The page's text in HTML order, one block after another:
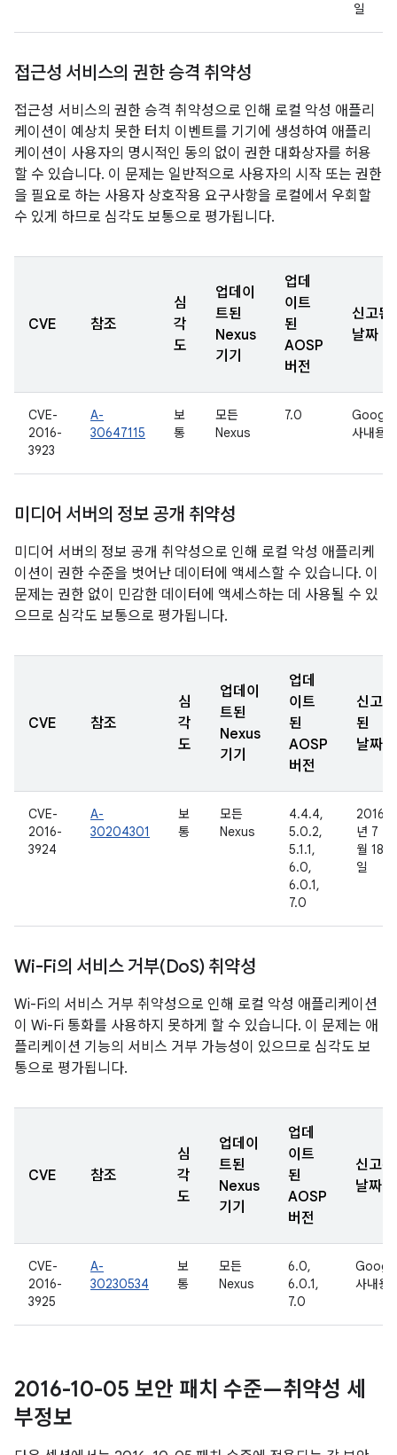
일
접근성 서비스의 권한 승격 취약성
접근성 서비스의 권한 승격 취약성으로 인해 로컬 악성 애플리
케이션이 예상치 못한 터치 이벤트를 기기에 생성하여 애플리
케이션이 사용자의 명시적인 동의 없이 권한 대화상자를 허용
할 수 있습니다. 이 문제는 일반적으로 사용자의 시작 또는 권한
을 필요로 하는 사용자 상호작용 요구사항을 로컬에서 우회할
수 있게 하므로 심각도 보통으로 평가됩니다.
CVE 참조
심
각
도
업데이
트된
Nexus
기기
업데
이트
된
AOSP
버전
신고된
날짜
CVE-
2016-
3923
A-
30647115
보
통
모든
Nexus
7.0
Google
사내용
미디어 서버의 정보 공개 취약성
미디어 서버의 정보 공개 취약성으로 인해 로컬 악성 애플리케
이션이 권한 수준을 벗어난 데이터에 액세스할 수 있습니다. 이
문제는 권한 없이 민감한 데이터에 액세스하는 데 사용될 수 있
으므로 심각도 보통으로 평가됩니다.
CVE 참조
심
각
도
업데이
트된
Nexus
기기
업데
이트
된
AOSP
버전
신고
된
날짜
CVE-
2016-
3924
A-
30204301
보
통
모든
Nexus
4.4.4,
5.0.2,
5.1.1,
6.0,
6.0.1,
7.0
2016
년 7
월 18
일
Wi-Fi의 서비스 거부(DoS) 취약성
Wi-Fi의 서비스 거부 취약성으로 인해 로컬 악성 애플리케이션
이 Wi-Fi 통화를 사용하지 못하게 할 수 있습니다. 이 문제는 애
플리케이션 기능의 서비스 거부 가능성이 있으므로 심각도 보
통으로 평가됩니다.
CVE 참조
심
각
도
업데이
트된
Nexus
기기
업데
이트
된
AOSP
버전
신고된
날짜
CVE-
2016-
3925
A-
30230534
보
통
모든
Nexus
6.0,
6.0.1,
7.0
사내용
2016-10-05 보안 패치 수준—취약성 세
부정보